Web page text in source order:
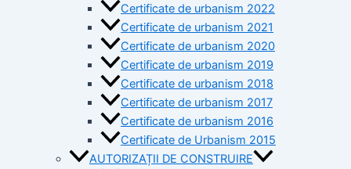
Certificate de urbanism 2022
Certificate de urbanism 2021
Certificate de urbanism 2020
Certificate de urbanism 2019
Certificate de urbanism 2018
Certificate de urbanism 2017
Certificate de urbanism 2016
Certificate de Urbanism 2015
AUTORIZAȚII DE CONSTRUIRE